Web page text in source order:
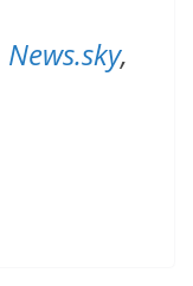
News.sky,